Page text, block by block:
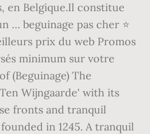
en Belgique.Il constitue
… beguinage pas cher ⭐
prix du web Promos
minimum sur votre
(Beguinage) The
Wijngaarde' with its
fronts and tranquil
in 1245. A tranquil